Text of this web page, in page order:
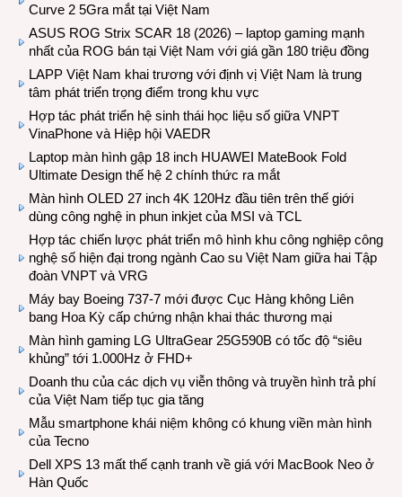
Curve 2 5Gra mắt tại Việt Nam
ASUS ROG Strix SCAR 18 (2026) – laptop gaming mạnh
nhất của ROG bán tại Việt Nam với giá gần 180 triệu đồng
LAPP Việt Nam khai trương với định vị Việt Nam là trung
tâm phát triển trọng điểm trong khu vực
Hợp tác phát triển hệ sinh thái học liệu số giữa VNPT
VinaPhone và Hiệp hội VAEDR
Laptop màn hình gập 18 inch HUAWEI MateBook Fold
Ultimate Design thế hệ 2 chính thức ra mắt
Màn hình OLED 27 inch 4K 120Hz đầu tiên trên thế giới
dùng công nghệ in phun inkjet của MSI và TCL
Hợp tác chiến lược phát triển mô hình khu công nghiệp công
nghệ số hiện đại trong ngành Cao su Việt Nam giữa hai Tập
đoàn VNPT và VRG
Máy bay Boeing 737-7 mới được Cục Hàng không Liên
bang Hoa Kỳ cấp chứng nhận khai thác thương mại
Màn hình gaming LG UltraGear 25G590B có tốc độ “siêu
khủng” tới 1.000Hz ở FHD+
Doanh thu của các dịch vụ viễn thông và truyền hình trả phí
của Việt Nam tiếp tục gia tăng
Mẫu smartphone khái niệm không có khung viền màn hình
của Tecno
Dell XPS 13 mất thế cạnh tranh về giá với MacBook Neo ở
Hàn Quốc